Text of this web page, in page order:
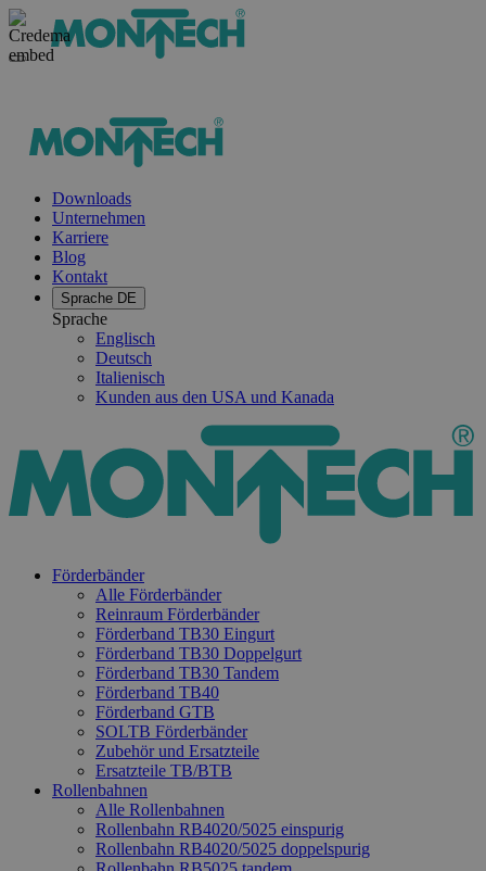
Downloads
Unternehmen
Karriere
Blog
Kontakt
Sprache DE
Sprache
Englisch
Deutsch
Italienisch
Kunden aus den USA und Kanada
Förderbänder
Alle Förderbänder
Reinraum Förderbänder
Förderband TB30 Eingurt
Förderband TB30 Doppelgurt
Förderband TB30 Tandem
Förderband TB40
Förderband GTB
SOLTB Förderbänder
Zubehör und Ersatzteile
Ersatzteile TB/BTB
Rollenbahnen
Alle Rollenbahnen
Rollenbahn RB4020/5025 einspurig
Rollenbahn RB4020/5025 doppelspurig